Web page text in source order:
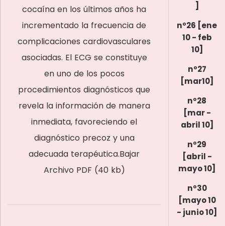
cocaína en los últimos años ha
incrementado la frecuencia de
complicaciones cardiovasculares
asociadas. El ECG se constituye
en uno de los pocos
procedimientos diagnósticos que
revela la información de manera
inmediata, favoreciendo el
diagnóstico precoz y una
adecuada terapéutica.Bajar
Archivo PDF (40 kb)
]
nº26 [ene
10 - feb
10]
nº27
[mar10]
nº28
[mar -
abril 10]
nº29
[abril -
mayo 10]
nº30
[mayo 10
- junio 10]